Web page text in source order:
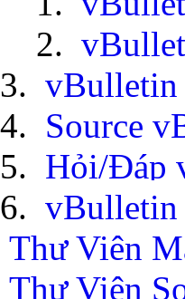
Source
Hỏi/Đáp
vBulletin
Thư Viện
Thư Viện